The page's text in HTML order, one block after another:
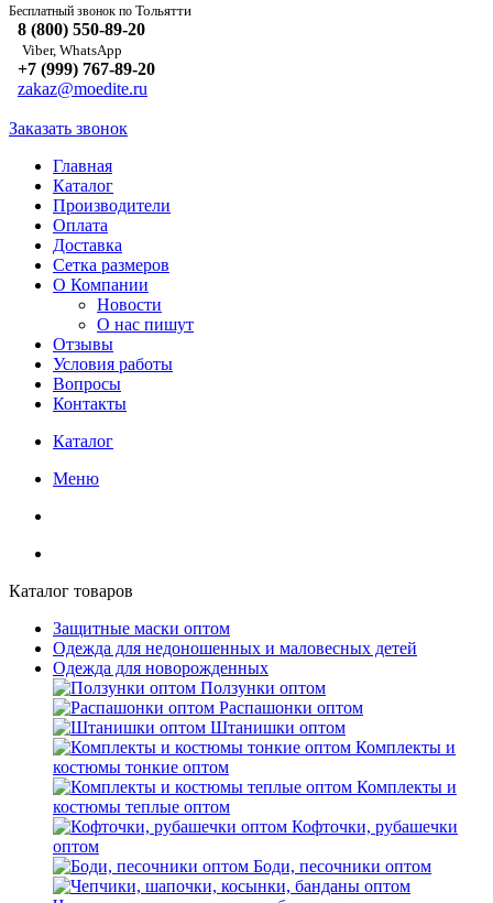
Бесплатный звонок по Тольятти
8 (800) 550-89-20
Viber, WhatsApp
+7 (999) 767-89-20
zakaz@moedite.ru
Заказать звонок
Главная
Каталог
Производители
Оплата
Доставка
Сетка размеров
О Компании
Новости
О нас пишут
Отзывы
Условия работы
Вопросы
Контакты
Каталог
Меню
Каталог товаров
Защитные маски оптом
Одежда для недоношенных и маловесных детей
Одежда для новорожденных
Ползунки оптом
Распашонки оптом
Штанишки оптом
Комплекты и
костюмы тонкие оптом
Комплекты и
костюмы теплые оптом
Кофточки, рубашечки
оптом
Боди, песочники оптом